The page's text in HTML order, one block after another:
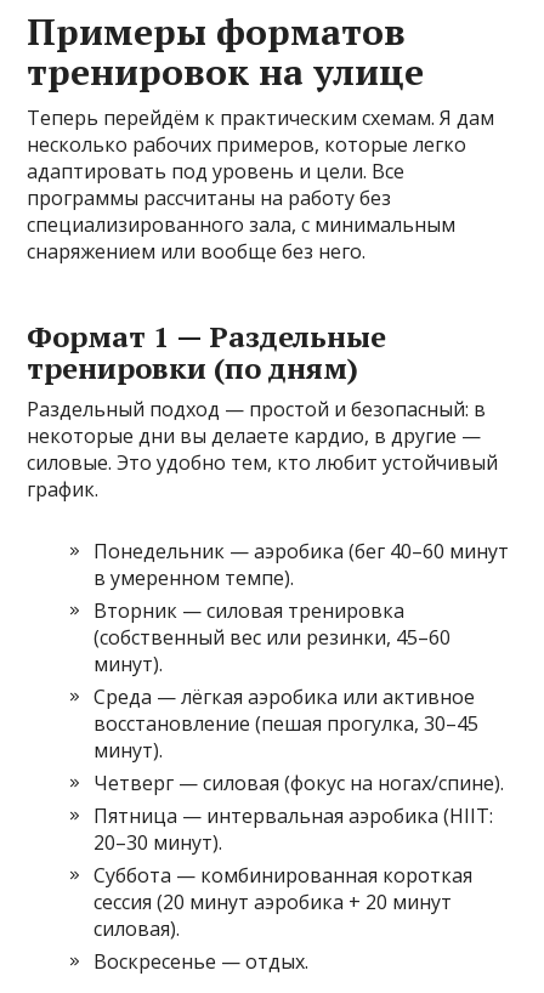
Примеры форматов
тренировок на улице
Теперь перейдём к практическим схемам. Я дам
несколько рабочих примеров, которые легко
адаптировать под уровень и цели. Все
программы рассчитаны на работу без
специализированного зала, с минимальным
снаряжением или вообще без него.
Формат 1 — Раздельные
тренировки (по дням)
Раздельный подход — простой и безопасный: в
некоторые дни вы делаете кардио, в другие —
силовые. Это удобно тем, кто любит устойчивый
график.
Понедельник — аэробика (бег 40–60 минут
в умеренном темпе).
Вторник — силовая тренировка
(собственный вес или резинки, 45–60
минут).
Среда — лёгкая аэробика или активное
восстановление (пешая прогулка, 30–45
минут).
Четверг — силовая (фокус на ногах/спине).
Пятница — интервальная аэробика (HIIT:
20–30 минут).
Суббота — комбинированная короткая
сессия (20 минут аэробика + 20 минут
силовая).
Воскресенье — отдых.